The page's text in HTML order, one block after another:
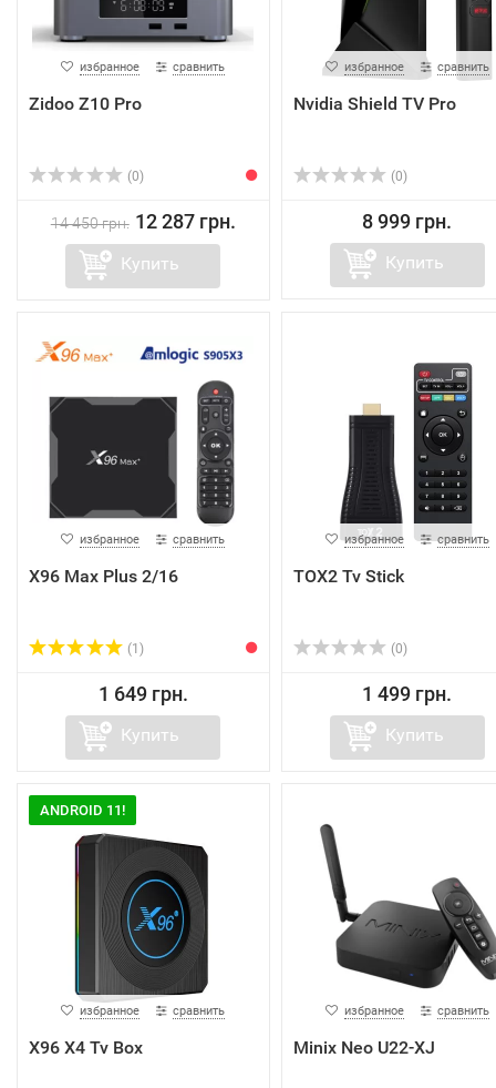
избранное сравнить
Zidoo Z10 Pro
(0)
14 450 грн. 12 287 грн.
Купить
избранное сравнить
Nvidia Shield TV Pro
(0)
8 999 грн.
Купить
избранное сравнить
X96 Max Plus 2/16
(1)
1 649 грн.
Купить
избранное сравнить
TOX2 Tv Stick
(0)
1 499 грн.
Купить
ANDROID 11!
избранное сравнить
X96 X4 Tv Box
избранное сравнить
Minix Neo U22-XJ